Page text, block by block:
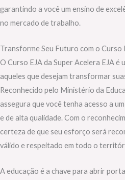
garantindo a você um ensino de
no mercado de trabalho.
Transforme Seu Futuro com o Curso
O Curso EJA da Super Acelera EJA é
aqueles que desejam transformar
Reconhecido pelo Ministério da
assegura que você tenha acesso a
e de alta qualidade. Com o
certeza de que seu esforço será
válido e respeitado em todo o
A educação é a chave para abrir